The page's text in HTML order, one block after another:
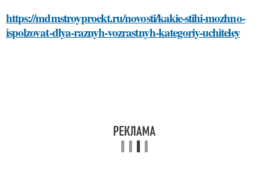
https://mdmstroyproekt.ru/novosti/kakie-stihi-mozhno-
ispolzovat-dlya-raznyh-vozrastnyh-kategoriy-uchiteley